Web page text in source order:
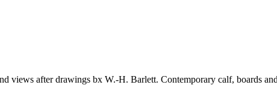
views after drawings bx W.-H. Barlett. Contemporary calf, boards